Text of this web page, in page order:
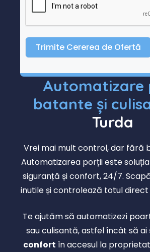
Automatizare
batante și
Turda
Vrei mai mult control, dar fără
Automatizarea porții este
siguranță și confort, 24/7.
inutile și controlează totul
Te ajutăm să automatizezi
sau culisantă, astfel încât să ai
confort în accesul la
Trimite Cererea de Ofertă